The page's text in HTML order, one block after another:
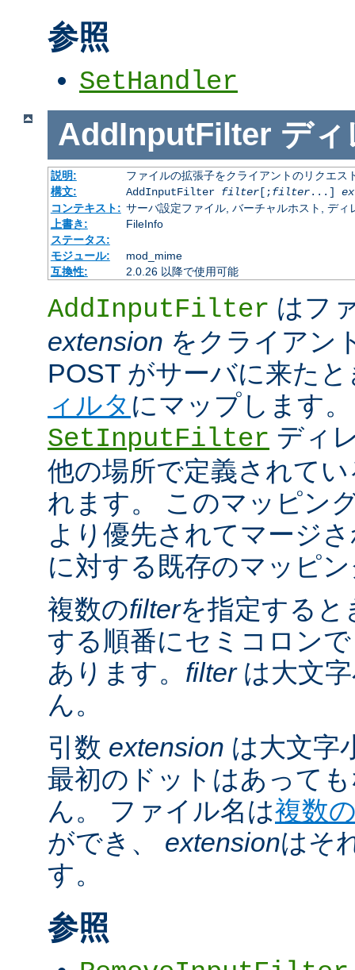
参照
SetHandler
AddInputFilter ディ
説明:
ファイルの拡張子をクライアントのリクエス
構文:
AddInputFilter filter[;filter...]
コンテキスト: サーバ設定ファイル, バーチャルホスト, ディ
上書き:
FileInfo
ステータス:
モジュール:
mod_mime
互換性:
2.0.26 以降で使用可能
AddInputFilter はフ
extension をクライアン
POST がサーバに来た
ィルタ にマップします
SetInputFilter ディ
他の場所で定義されて
れます。 このマッピン
より優先されてマージ
に対する既存のマッピ
複数のfilterを指定すると
する順番にセミコロン
あります。 filterは大文
ん。
引数 extension は大文字
最初のドットはあって
ん。 ファイル名は複数
ができ、 extensionはそ
す。
参照